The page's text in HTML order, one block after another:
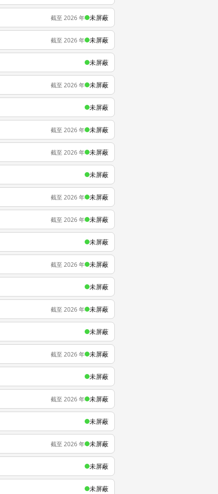
截至 2026 年 未屏蔽
截至 2026 年 未屏蔽
未屏蔽
截至 2026 年 未屏蔽
未屏蔽
截至 2026 年 未屏蔽
截至 2026 年 未屏蔽
未屏蔽
截至 2026 年 未屏蔽
截至 2026 年 未屏蔽
未屏蔽
截至 2026 年 未屏蔽
未屏蔽
截至 2026 年 未屏蔽
未屏蔽
截至 2026 年 未屏蔽
未屏蔽
截至 2026 年 未屏蔽
未屏蔽
截至 2026 年 未屏蔽
未屏蔽
未屏蔽